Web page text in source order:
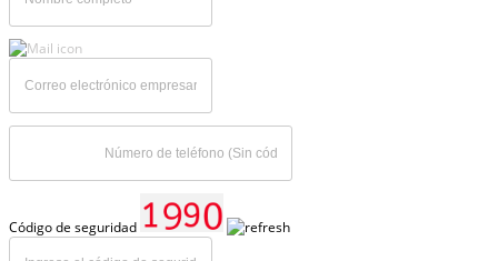
Código de seguridad